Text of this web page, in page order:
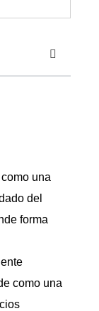
una
del
forma
como una